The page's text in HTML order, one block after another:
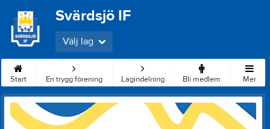
Svärdsjö IF
Välj lag
Start En trygg förening Lagindelning Bli medlem Mer